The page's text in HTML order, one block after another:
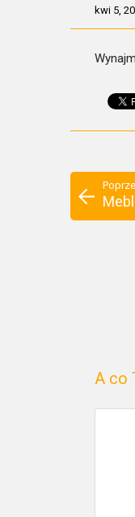
kwi 5,
A co